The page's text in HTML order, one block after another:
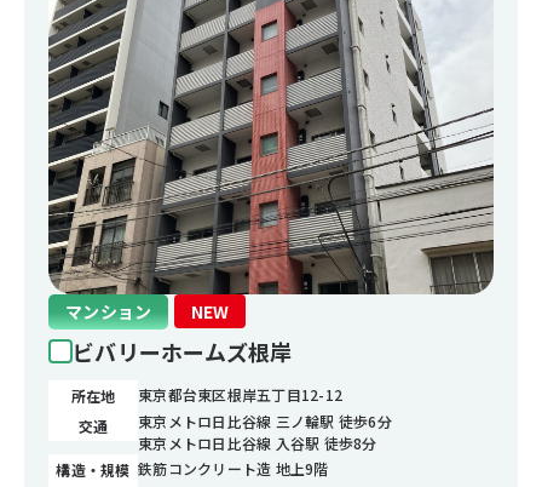
マンション NEW
ビバリーホームズ根岸
所在地
東京都台東区根岸五丁目12-12
交通
東京メトロ日比谷線 三ノ輪駅 徒歩6分
東京メトロ日比谷線 入谷駅 徒歩8分
構造・規模 鉄筋コンクリート造 地上9階